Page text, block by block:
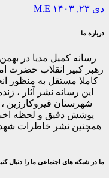
دی ۲۳, ۱۴۰۳ M.E
درباره ما
رهبر کبیر انقلاب حضرت
کاملا مستقل به منظور
این رسانه نشر آثار ،
شهرستان قیروکارزین
پوشش دقیق و لحظه
همچنین نشر خاطرات
ما در شبکه های اجتماعی ما را دنبال